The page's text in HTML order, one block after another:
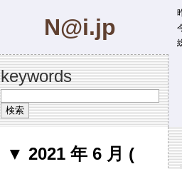
N@i.jp
keywords
▼ 2021 年 6 月 (